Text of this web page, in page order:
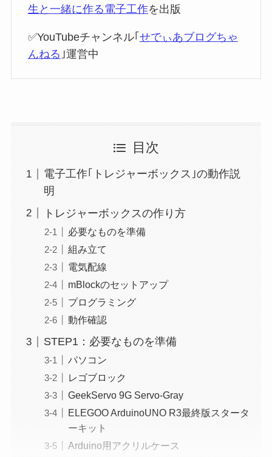
生と一緒に作る電子工作を出版
✅YouTubeチャンネル｢ せでぃあブログちゃ
んねる ｣運営中
目次
電子工作｢トレジャーボックス｣の動作説
明
トレジャーボックスの作り方
必要なものを準備
組み立て
電気配線
mBlockのセットアップ
プログラミング
動作確認
STEP1：必要なものを準備
パソコン
レゴブロック
GeekServo 9G Servo-Gray
ELEGOO ArduinoUNO R3最終版スタータ
ーキット
Arduino用アクリルケース